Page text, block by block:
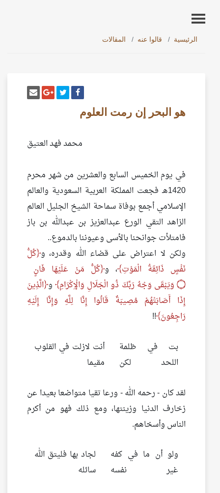
الرئيسية قالوا عنه المقالات
شارك على فيسبوك
أنشر تغريدةشارك على
هو البحر إن رمت العلوم
محمد فهد العتيق
في يوم الخميس السابع والعشرين من شهر محرم
1420هـ فجعت المملكة العربية السعودية والعالم
الإسلامي أجمع بوفاة سماحة الشيخ الجليل العالم
الزاهد التقي الورع عبدالعزيز بن عبدالله بن باز
فامتلأت جوانحنا بالأسى وعيوننا بالدموع..
ولكن لا اعتراض على قضاء الله وقدره، و كُلُّ
نَفْسٍ ذَائِقَةُ الْمَوْتِ ، و كُلُّ مَنْ عَلَيْهَا فَانٍ
۝ وَيَبْقَى وَجْهُ رَبِّكَ ذُو الْجَلَالِ وَالْإِكْرَامِ و الَّذِينَ
إِذَا أَصَابَتْهُمْ مُصِيبَةٌ قَالُوا إِنَّا لِلَّهِ وَإِنَّا إِلَيْهِ
رَاجِعُونَ !!
بت في ظلمة
اللحد لكن
أنت لازلت في القلوب
مقيما
لقد كان - رحمه الله - ورعا تقيا متواضعا بعيدا عن
زخارف الدنيا وزينتها، ومع ذلك فهو من أكرم
الناس وأسخاهم.
ولو أن ما في كفه
غير نفسه
لجاد بها فليتق الله
سائله